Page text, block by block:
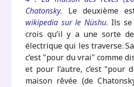
Chatonsky. Le deuxième
wikipedia sur le Nüshu. Ils se
crois qu’il y a une sorte
électrique qui les traverse.
c’est "pour du vrai" comme
et pour l’autre, c’est "pour
maison rêvée (de